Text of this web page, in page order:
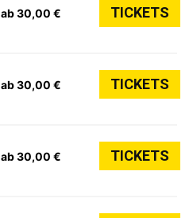
ab 30,00 € TICKETS
ab 30,00 € TICKETS
ab 30,00 € TICKETS